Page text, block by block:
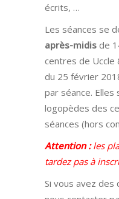
écrits, …
Les séances se
après-midis de
centres de
du 25 février
par séance.
logopèdes des
séances (hors
Attention :les
tardez pas à
Si vous avez des